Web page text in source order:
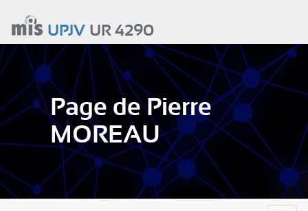
contenu
principal
UPJVUR 4290
Page de Pierre
MOREAU